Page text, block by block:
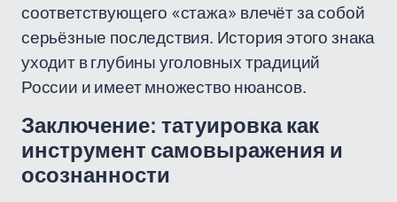
соответствующего «стажа» влечёт за собой
серьёзные последствия. История этого знака
уходит в глубины уголовных традиций
России и имеет множество нюансов.
Заключение: татуировка как
инструмент самовыражения и
осознанности